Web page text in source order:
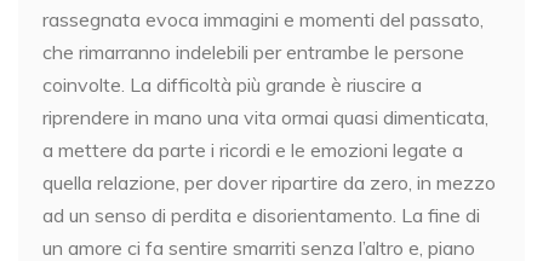
rassegnata evoca immagini e momenti del passato,
che rimarranno indelebili per entrambe le persone
coinvolte. La difficoltà più grande è riuscire a
riprendere in mano una vita ormai quasi dimenticata,
a mettere da parte i ricordi e le emozioni legate a
quella relazione, per dover ripartire da zero, in mezzo
ad un senso di perdita e disorientamento. La fine di
un amore ci fa sentire smarriti senza l’altro e, piano